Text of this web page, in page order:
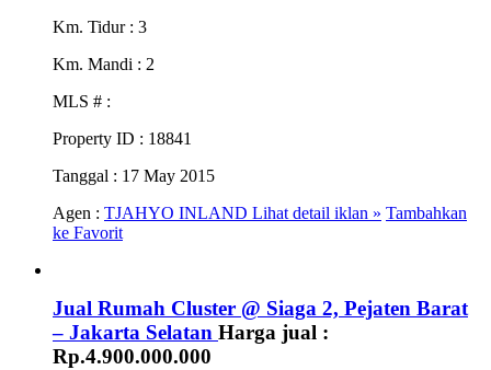
Km. Tidur : 3
Km. Mandi : 2
MLS # :
Property ID : 18841
Tanggal : 17 May 2015
Agen : TJAHYO INLAND Lihat detail iklan » Tambahkan
ke Favorit
Jual Rumah Cluster @ Siaga 2, Pejaten Barat
– Jakarta Selatan Harga jual :
Rp.4.900.000.000